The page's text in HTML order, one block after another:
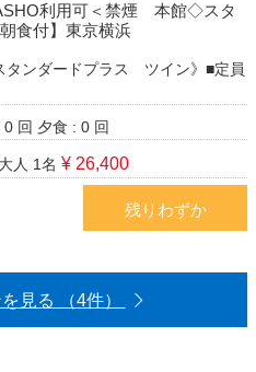
利用可＜禁煙 本館◇スタ
食付】東京横浜
ンダードプラス ツイン》■定員
0 回 夕食 : 0 回
大人 1名 ¥ 26,400
残りわずか
見る （4件）